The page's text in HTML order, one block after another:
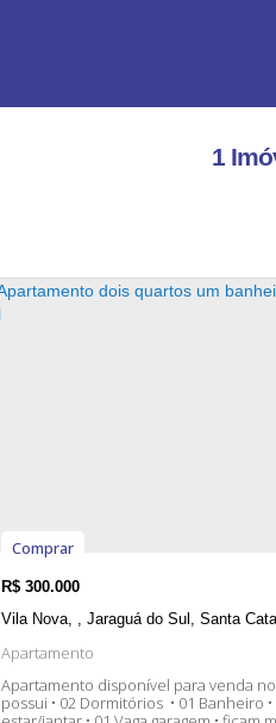
1
Apartamento
R$300.000
Vila Nova
Jaraguá do Sul Santa
Apartamento disponível para venda no
possui • 02 Dormitórios • 01 Banheiro • 01 Cozinha • 01 Sala de
Comprar